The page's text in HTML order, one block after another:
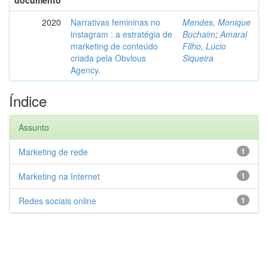
2020
Narrativas femininas no
instagram : a estratégia de
marketing de conteúdo
criada pela Obvious
Agency.
Mendes, Monique
Buchaim;Amaral
Filho, Lúcio
Siqueira
Índice
Assunto
1
Marketing de rede
1
Marketing na Internet
1
Redes sociais online